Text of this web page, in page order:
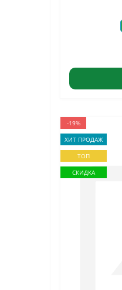
-19%
ХИТ ПРОДАЖ
ТОП
СКИДКА